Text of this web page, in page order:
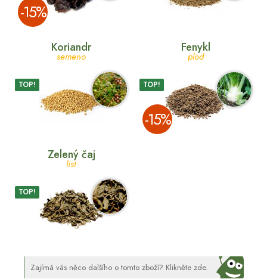
­-15%
Koriandr
semeno
TOP!
Fenykl
plod
TOP!
­-15%
Zelený čaj
list
TOP!
Zajímá vás něco dalšího o tomto zboží? Klikněte zde.